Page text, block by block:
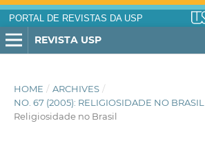
PORTAL DE REVISTAS DA USP
REVISTA USP
HOME / ARCHIVES /
NO. 67 (2005): RELIGIOSIDADE NO BRASIL
Religiosidade no Brasil